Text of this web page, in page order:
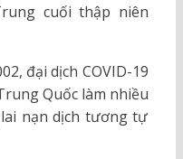
cuối thập niên
đại dịch COVID-19
Quốc làm nhiều
nạn dịch tương tự